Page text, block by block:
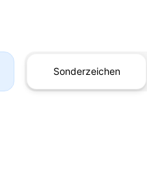
Sonderzeichen